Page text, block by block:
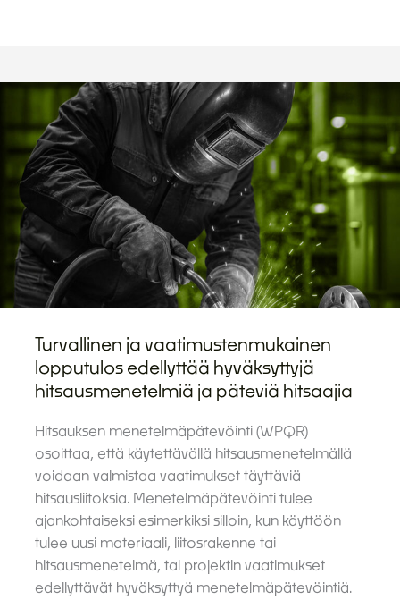
Turvallinen ja vaatimustenmukainen
lopputulos edellyttää hyväksyttyjä
hitsausmenetelmiä ja päteviä hitsaajia
Hitsauksen menetelmäpätevöinti (WPQR)
osoittaa, että käytettävällä hitsausmenetelmällä
voidaan valmistaa vaatimukset täyttäviä
hitsausliitoksia. Menetelmäpätevöinti tulee
ajankohtaiseksi esimerkiksi silloin, kun käyttöön
tulee uusi materiaali, liitosrakenne tai
hitsausmenetelmä, tai projektin vaatimukset
edellyttävät hyväksyttyä menetelmäpätevöintiä.